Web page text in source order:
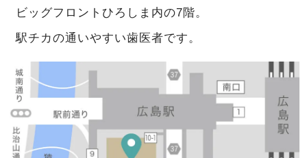
ビッグフロントひろしま内の7階。
駅チカの通いやすい歯医者です。